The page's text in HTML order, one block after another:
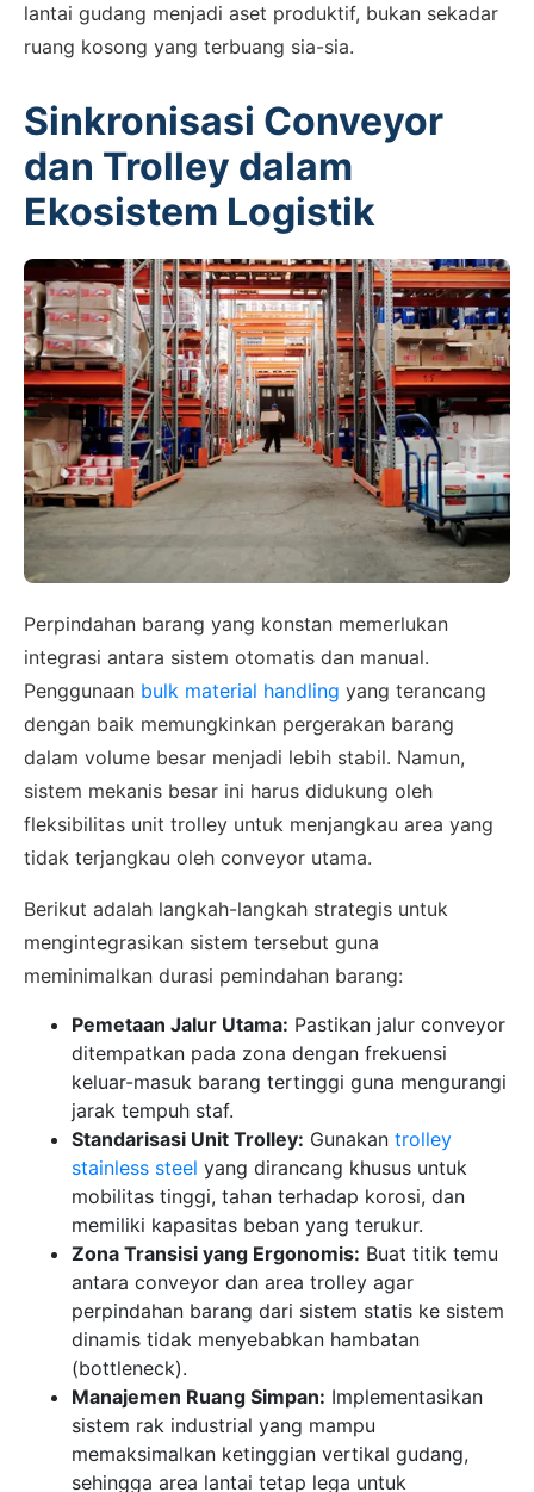
lantai gudang menjadi aset produktif, bukan sekadar
ruang kosong yang terbuang sia-sia.
Sinkronisasi Conveyor
dan Trolley dalam
Ekosistem Logistik
Perpindahan barang yang konstan memerlukan
integrasi antara sistem otomatis dan manual.
Penggunaan bulk material handling yang terancang
dengan baik memungkinkan pergerakan barang
dalam volume besar menjadi lebih stabil. Namun,
sistem mekanis besar ini harus didukung oleh
fleksibilitas unit trolley untuk menjangkau area yang
tidak terjangkau oleh conveyor utama.
Berikut adalah langkah-langkah strategis untuk
mengintegrasikan sistem tersebut guna
meminimalkan durasi pemindahan barang:
Pemetaan Jalur Utama: Pastikan jalur conveyor
ditempatkan pada zona dengan frekuensi
keluar-masuk barang tertinggi guna mengurangi
jarak tempuh staf.
Standarisasi Unit Trolley: Gunakan trolley
stainless steel yang dirancang khusus untuk
mobilitas tinggi, tahan terhadap korosi, dan
memiliki kapasitas beban yang terukur.
Zona Transisi yang Ergonomis: Buat titik temu
antara conveyor dan area trolley agar
perpindahan barang dari sistem statis ke sistem
dinamis tidak menyebabkan hambatan
(bottleneck).
Manajemen Ruang Simpan: Implementasikan
sistem rak industrial yang mampu
memaksimalkan ketinggian vertikal gudang,
sehingga area lantai tetap lega untuk